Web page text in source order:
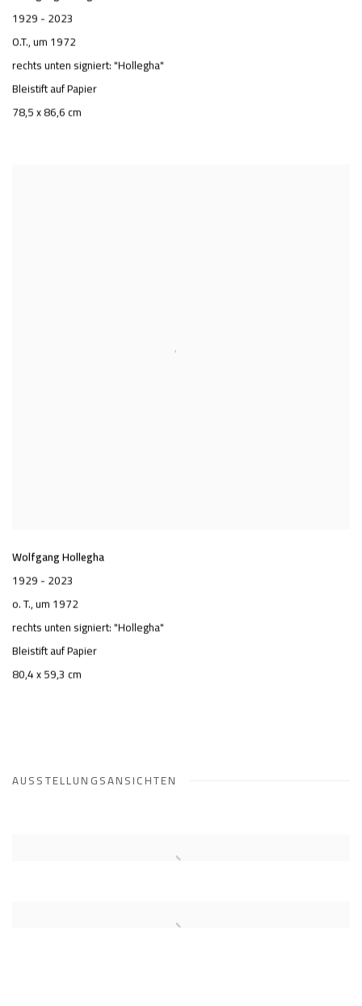
1929 - 2023
O.T., um 1972
rechts unten signiert: "Hollegha"
Bleistift auf Papier
78,5 x 86,6 cm
Wolfgang Hollegha
1929 - 2023
o. T., um 1972
rechts unten signiert: "Hollegha"
Bleistift auf Papier
80,4 x 59,3 cm
AUSSTELLUNGSANSICHTEN